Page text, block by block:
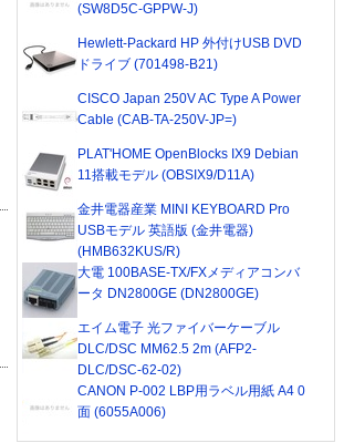
(SW8D5C-GPPW-J)
Hewlett-Packard HP 外付けUSB DVD
ドライブ (701498-B21)
CISCO Japan 250V AC Type A Power
Cable (CAB-TA-250V-JP=)
PLAT'HOME OpenBlocks IX9 Debian
11搭載モデル (OBSIX9/D11A)
金井電器産業 MINI KEYBOARD Pro
USBモデル 英語版 (金井電器)
(HMB632KUS/R)
大電 100BASE-TX/FXメディアコンバ
ータ DN2800GE (DN2800GE)
エイム電子 光ファイバーケーブル
DLC/DSC MM62.5 2m (AFP2-
DLC/DSC-62-02)
CANON P-002 LBP用ラベル用紙 A4 0
面 (6055A006)